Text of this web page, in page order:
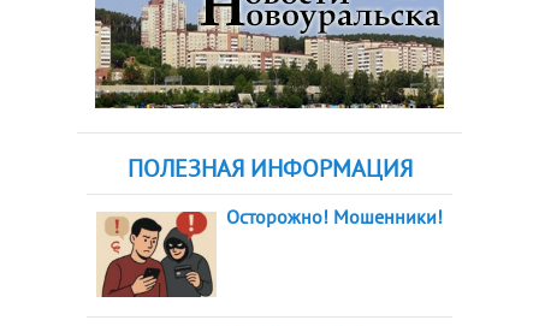
ПОЛЕЗНАЯ ИНФОРМАЦИЯ
Осторожно! Мошенники!